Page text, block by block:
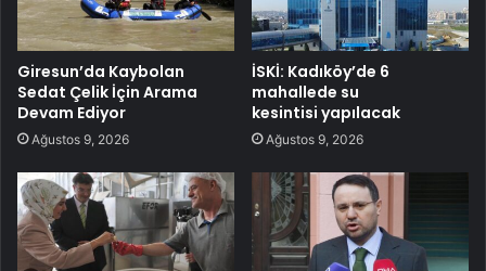
Giresun’da Kaybolan
Sedat Çelik İçin Arama
Devam Ediyor
Ağustos 9, 2026
İSKİ: Kadıköy’de 6
mahallede su
kesintisi yapılacak
Ağustos 9, 2026